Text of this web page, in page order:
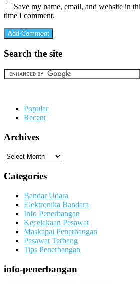
Save my name, email, and website in
time I comment.
Search the site
Popular
Recent
Archives
Archives
Categories
Bandar Udara
Elektronika Bandara
Info Penerbangan
Kecelakaan Pesawat
Maskapai Penerbangan
Pesawat Terbang
Tips Penerbangan
info-penerbangan